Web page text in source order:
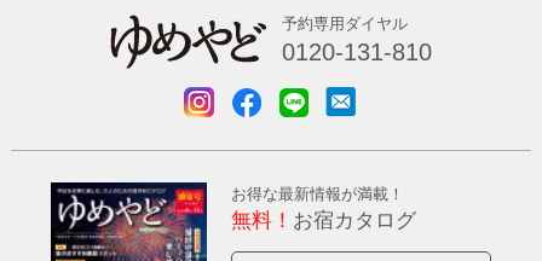
予約専用ダイヤル
0120-131-810
お得な最新情報が満載！
無料！ お宿カタログ